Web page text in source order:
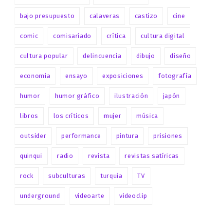
bajo presupuesto calaveras castizo cine
comic comisariado crítica cultura digital
cultura popular delincuencia dibujo diseño
economía ensayo exposiciones fotografía
humor humor gráfico ilustración japón
libros los críticos mujer música
outsider performance pintura prisiones
quinqui radio revista revistas satíricas
rock subculturas turquía TV
underground videoarte videoclip